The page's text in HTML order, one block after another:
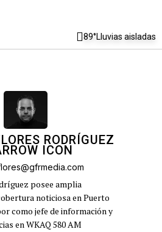
89°Lluvias aisladas
RODRÍGUEZ
posee amplia
noticiosa en Puerto
como jefe de información y
en WKAQ 580 AM